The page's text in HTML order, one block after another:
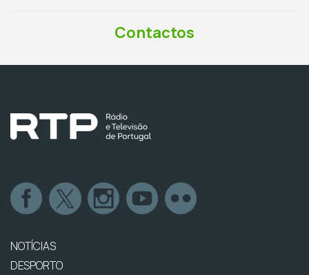
Contactos
NOTÍCIAS
DESPORTO